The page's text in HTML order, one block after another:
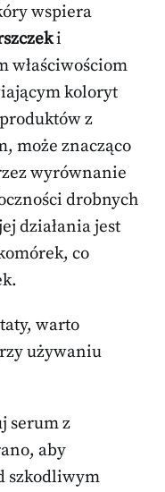
wspiera
i
właściwościom
koloryt
z
może znacząco
wyrównanie
drobnych
działania jest
co
warto
używaniu
serum z
aby
szkodliwym